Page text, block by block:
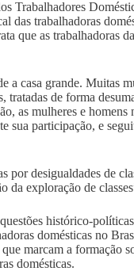
Trabalhadores
das trabalhadoras
que as trabalhadoras
a casa grande. Muitas
de forma
as mulheres e
sua participação, e
por desigualdades de
exploração de
histórico-
domésticas no
marcam a formação
domésticas.